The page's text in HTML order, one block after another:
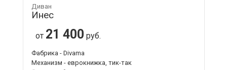
Диван
Инес
от 21 400 руб.
Фабрика - Divama
Механизм - еврокнижка, тик-так